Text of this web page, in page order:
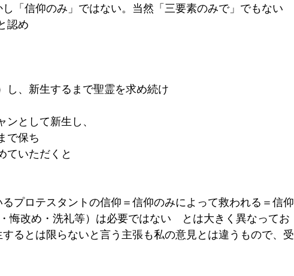
し「信仰のみ」ではない。当然「三要素のみで」でもない
認め
し、新生するまで聖霊を求め続け
ンとして新生し、
で保ち
ていただくと
プロテスタントの信仰＝信仰のみによって救われる＝信仰
悔改め・洗礼等）は必要ではない　とは大きく異なってお
るとは限らないと言う主張も私の意見とは違うもので、受